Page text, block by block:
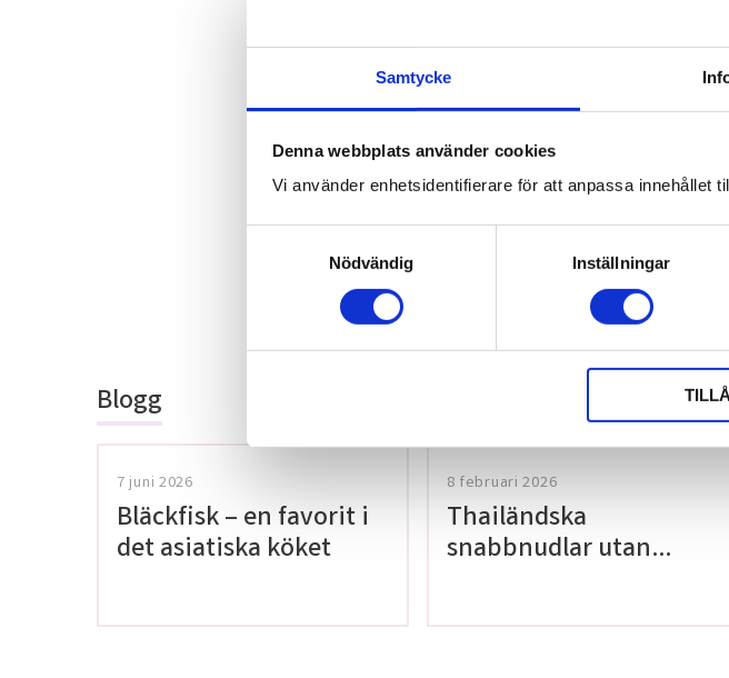
Samtycke
Denna webbplats använder cookies
Vi använder enhetsidentifierare för att anpassa innehållet
s
l
Nödvändig Inställningar
Bli den första att lämna ett
Blogg
7 juni 2026
Bläckfisk – en favorit i
det asiatiska köket
8 februari 2026
Thailändska
snabbnudlar utan